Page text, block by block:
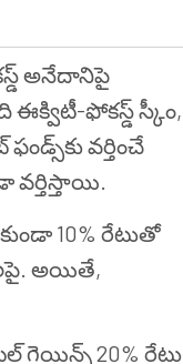
అనేదానిపై
ఈక్విటీ-ఫోకస్డ్ స్కీం,
వర్తించే
వర్తిస్తాయి.
10% రేటుతో
అయితే,
గెయిన్స్ 20% రేటు